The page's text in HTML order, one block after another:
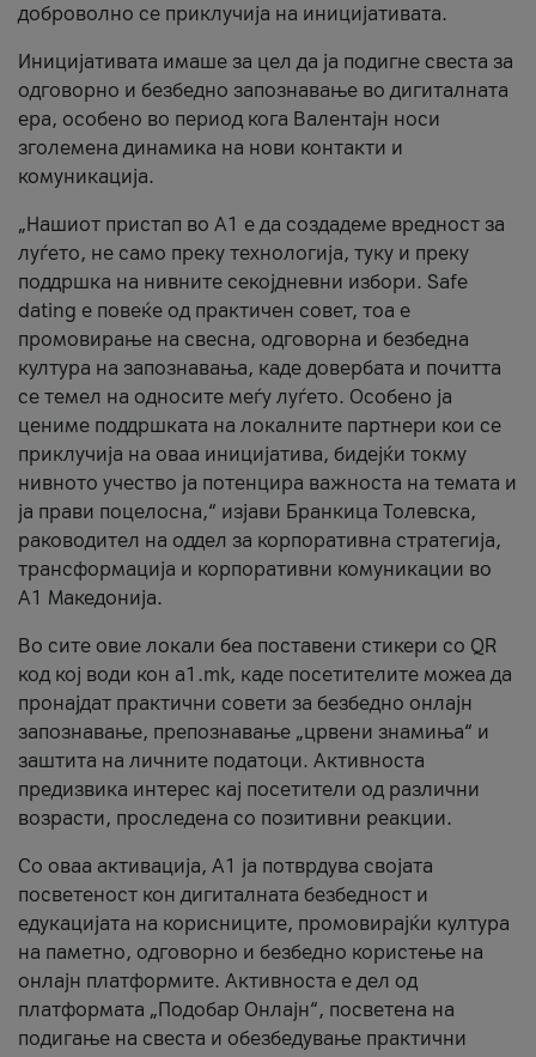
доброволно се приклучија на иницијативата.
Иницијативата имаше за цел да ја подигне свеста за
одговорно и безбедно запознавање во дигиталната
ера, особено во период кога Валентајн носи
зголемена динамика на нови контакти и
комуникација.
„Нашиот пристап во А1 е да создадеме вредност за
луѓето, не само преку технологија, туку и преку
поддршка на нивните секојдневни избори. Safe
dating е повеќе од практичен совет, тоа е
промовирање на свесна, одговорна и безбедна
култура на запознавања, каде довербата и почитта
се темел на односите меѓу луѓето. Особено ја
цениме поддршката на локалните партнери кои се
приклучија на оваа иницијатива, бидејќи токму
нивното учество ја потенцира важноста на темата и
ја прави поцелосна,“ изјави Бранкица Толевска,
раководител на оддел за корпоративна стратегија,
трансформација и корпоративни комуникации во
А1 Македонија.
Во сите овие локали беа поставени стикери со QR
код кој води кон a1.mk, каде посетителите можеа да
пронајдат практични совети за безбедно онлајн
запознавање, препознавање „црвени знамиња“ и
заштита на личните податоци. Активноста
предизвика интерес кај посетители од различни
возрасти, проследена со позитивни реакции.
Со оваа активација, А1 ја потврдува својата
посветеност кон дигиталната безбедност и
едукацијата на корисниците, промовирајќи култура
на паметно, одговорно и безбедно користење на
онлајн платформите. Активноста е дел од
платформата „Подобар Онлајн“, посветена на
подигање на свеста и обезбедување практични